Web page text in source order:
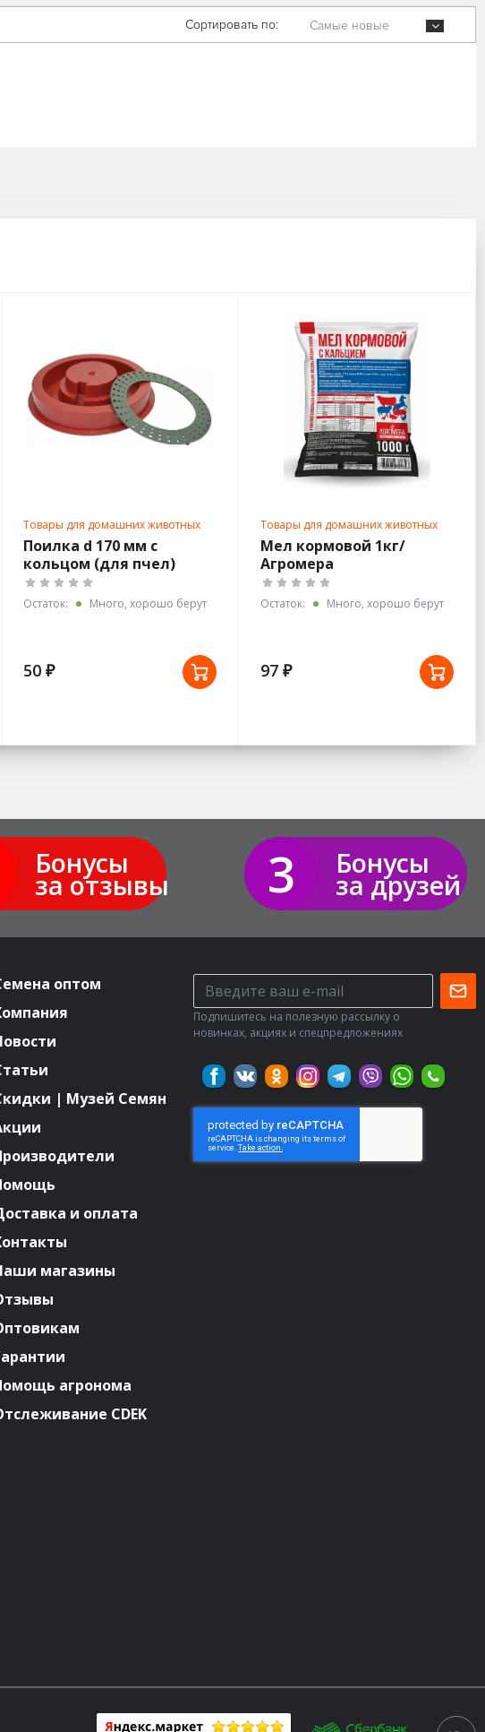
Сортировать по: Самые новые
Товары для домашних животных
Поилка d 170 мм с
кольцом (для пчел)
Остаток: Много, хорошо берут
50 ₽
Товары для домашних животных
Мел кормовой 1кг/
Агромера
Остаток: Много, хорошо берут
97 ₽
Бонусы
за отзывы 3 Бонусы
за друзей
оптом
| Музей Семян
и оплата
магазины
агронома
CDEK
Подпишитесь на полезную рассылку о
новинках, акциях и спецпредложениях